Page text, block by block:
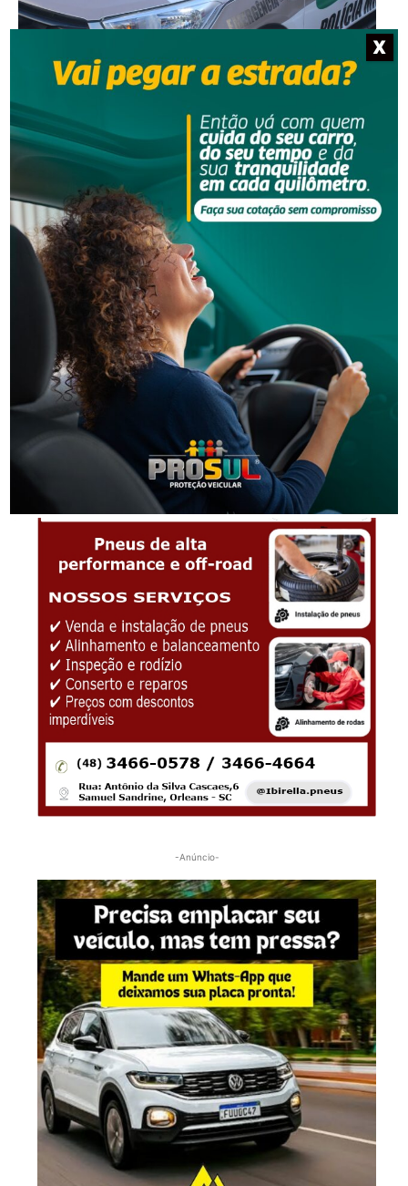
Segurança
Homem procurado pela Justiça é preso em Orleans
Segurança
Polícia Militar apreende adolescente com moto
furtada em Tubarão
-Anúncio-
-Anúncio-
X